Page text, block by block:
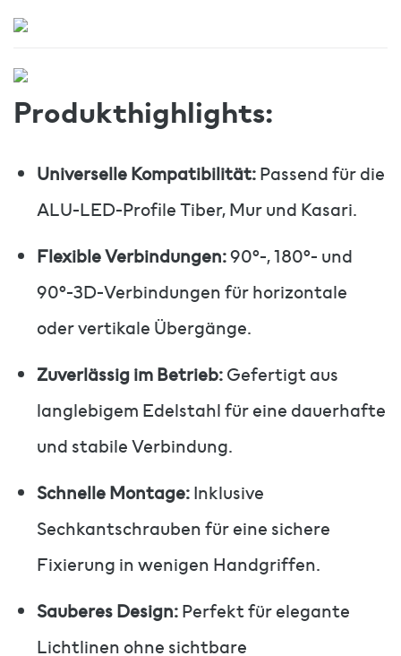
Produkthighlights:
Universelle Kompatibilität:Passend für die
ALU-LED-Profile Tiber, Mur und Kasari.
Flexible Verbindungen:90°-, 180°- und
90°-3D-Verbindungen für horizontale
oder vertikale Übergänge.
Zuverlässig im Betrieb:Gefertigt aus
langlebigem Edelstahl für eine dauerhafte
und stabile Verbindung.
Schnelle Montage:Inklusive
Sechkantschrauben für eine sichere
Fixierung in wenigen Handgriffen.
Sauberes Design:Perfekt für elegante
Lichtlinen ohne sichtbare